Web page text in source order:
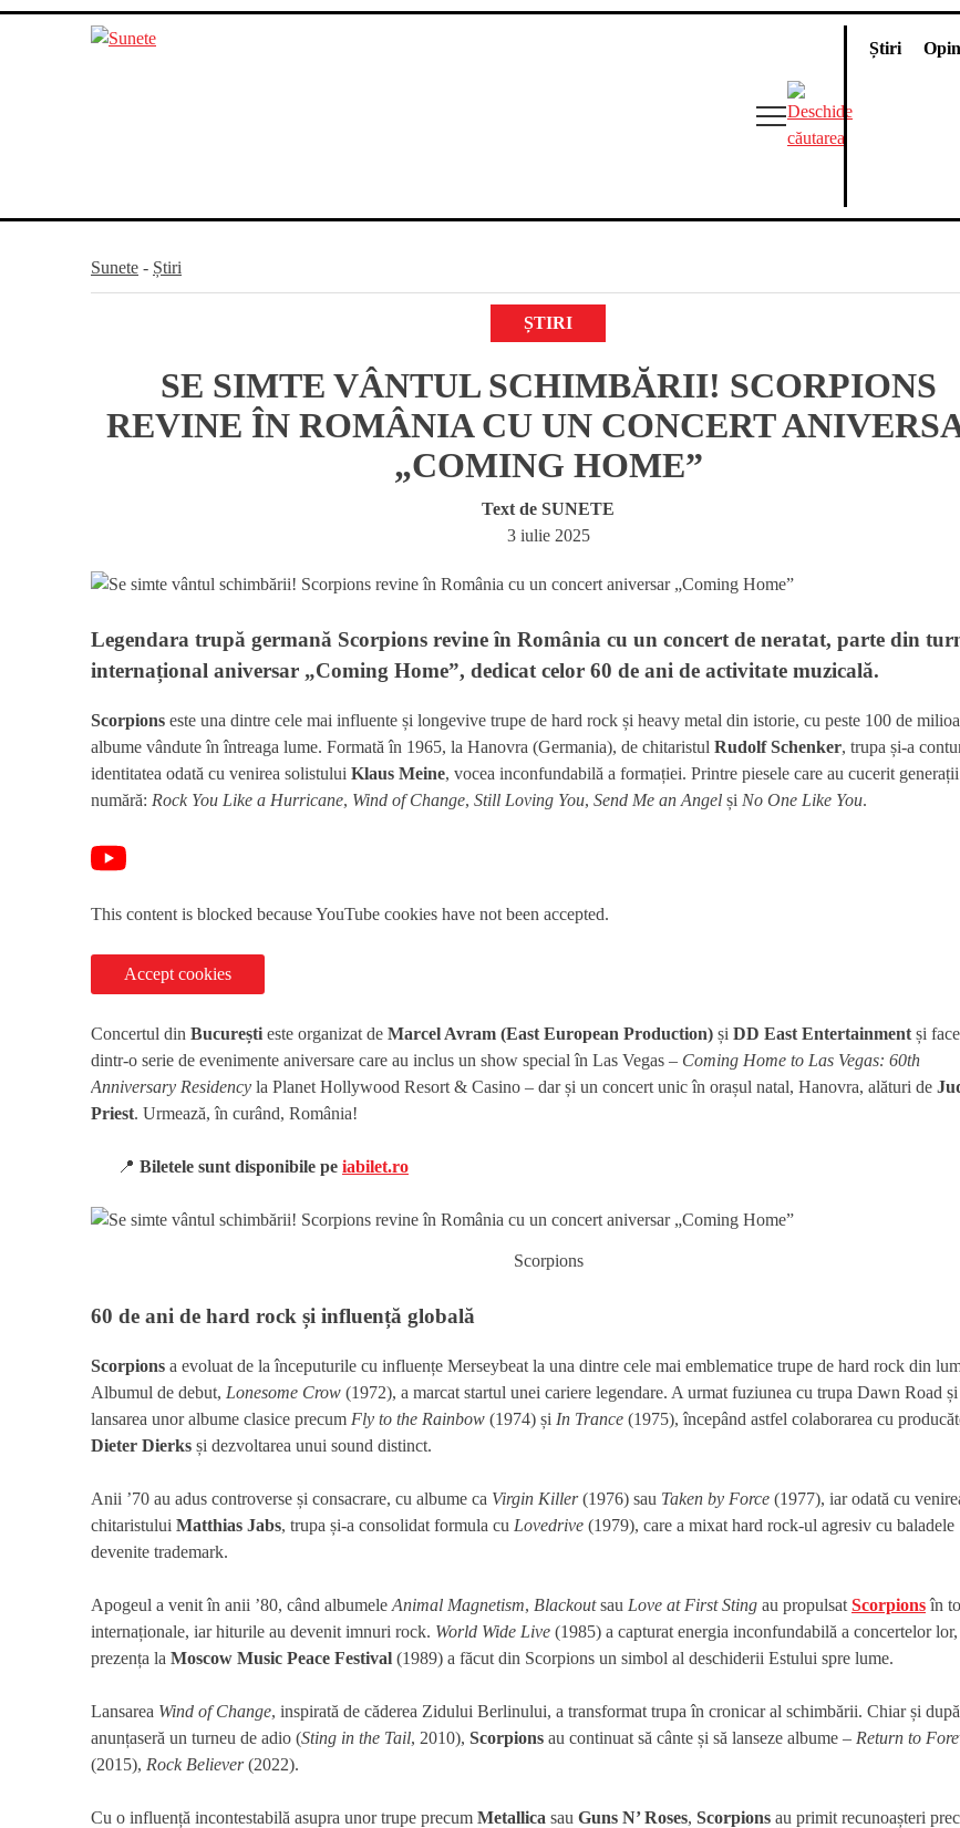
Știri
Sunete - Știri
ȘTIRI
SE SIMTE VÂNTUL SCHIMBĂRII! SCORPIONS
REVINE ÎN ROMÂNIA CU UN CONCERT
„COMING HOME”
Text de SUNETE
3 iulie 2025
Legendara trupă germană Scorpions revine în România cu un concert de neratat, parte din
internațional aniversar „Coming Home”, dedicat celor 60 de ani de activitate muzicală.
Scorpions este una dintre cele mai influente și longevive trupe de hard rock și heavy metal din istorie, cu peste 100 de
albume vândute în întreaga lume. Formată în 1965, la Hanovra (Germania), de chitaristul Rudolf Schenker, trupa și-a
identitatea odată cu venirea solistului Klaus Meine, vocea inconfundabilă a formației. Printre piesele care au cucerit
numără: Rock You Like a Hurricane, Wind of Change, Still Loving You, Send Me an Angel și No One Like You.
This content is blocked because YouTube cookies have not been accepted.
Accept cookies
Concertul din București este organizat de Marcel Avram (East European Production) și DD East Entertainment și
dintr-o serie de evenimente aniversare care au inclus un show special în Las Vegas – Coming Home to Las Vegas: 60th
Anniversary Residency la Planet Hollywood Resort & Casino – dar și un concert unic în orașul natal, Hanovra, alături de
Priest. Urmează, în curând, România!
📍 Biletele sunt disponibile pe iabilet.ro
Scorpions
60 de ani de hard rock și influență globală
Scorpions a evoluat de la începuturile cu influențe Merseybeat la una dintre cele mai emblematice trupe de hard rock din
Albumul de debut, Lonesome Crow (1972), a marcat startul unei cariere legendare. A urmat fuziunea cu trupa Dawn Road și
lansarea unor albume clasice precum Fly to the Rainbow (1974) și In Trance (1975), începând astfel colaborarea cu
Dieter Dierks și dezvoltarea unui sound distinct.
Anii ’70 au adus controverse și consacrare, cu albume ca Virgin Killer(1976) sau Taken by Force (1977), iar odată cu
chitaristului Matthias Jabs, trupa și-a consolidat formula cu Lovedrive (1979), care a mixat hard rock-ul agresiv cu baladele
devenite trademark.
Apogeul a venit în anii ’80, când albumele Animal Magnetism, Blackoutsau Love at First Sting au propulsat Scorpionsîn
internaționale, iar hiturile au devenit imnuri rock. World Wide Live (1985) a capturat energia inconfundabilă a concertelor
prezența la Moscow Music Peace Festival (1989) a făcut din Scorpions un simbol al deschiderii Estului spre lume.
Lansarea Wind of Change, inspirată de căderea Zidului Berlinului, a transformat trupa în cronicar al schimbării. Chiar și
anunțaseră un turneu de adio (Sting in the Tail, 2010), Scorpions au continuat să cânte și să lanseze albume – Return to
(2015), Rock Believer(2022).
Cu o influență incontestabilă asupra unor trupe precum Metallica sau Guns N’ Roses, Scorpions au primit recunoașteri